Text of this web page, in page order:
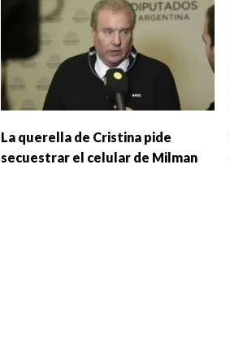
La querella de Cristina pide
secuestrar el celular de Milman